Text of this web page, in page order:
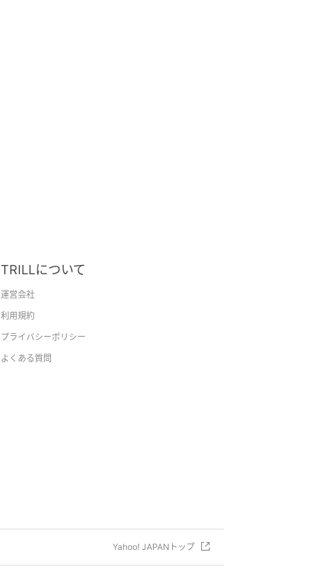
TRILLについて
運営会社
利用規約
プライバシーポリシー
よくある質問
Yahoo! JAPANトップ